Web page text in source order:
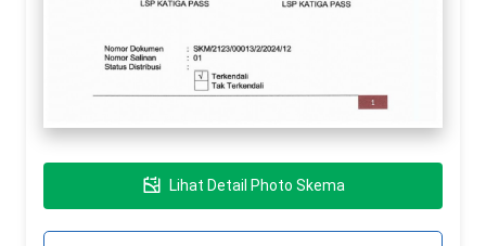
Lihat Detail Photo Skema